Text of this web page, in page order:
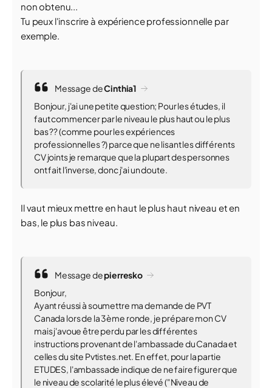
non obtenu...
Tu peux l'inscrire à expérience professionnelle par
exemple.
Message deCinthia1
Bonjour, j'ai une petite question; Pour les études, il
faut commencer par le niveau le plus haut ou le plus
bas ?? (comme pour les expériences
professionnelles ?) parce que ne lisant les différents
CV joints je remarque que la plupart des personnes
ont fait l'inverse, donc j'ai un doute.
Il vaut mieux mettre en haut le plus haut niveau et en
bas, le plus bas niveau.
Message depierresko
Bonjour,
Ayant réussi à soumettre ma demande de PVT
Canada lors de la 3ème ronde, je prépare mon CV
mais j'avoue être perdu par les différentes
instructions provenant de l'ambassade du Canada et
celles du site Pvtistes.net. En effet, pour la partie
ETUDES, l'ambassade indique de ne faire figurer que
le niveau de scolarité le plus élevé ("Niveau de